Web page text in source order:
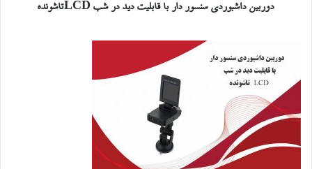
دوربین داشبوردی سنسور دار با قابلیت دید در شب LCDتاشونده